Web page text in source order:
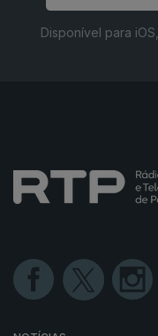
Disponível para